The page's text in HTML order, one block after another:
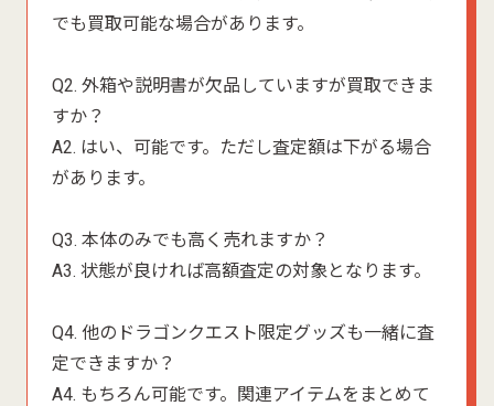
でも買取可能な場合があります。
Q2. 外箱や説明書が欠品していますが買取できま
すか？
A2. はい、可能です。ただし査定額は下がる場合
があります。
Q3. 本体のみでも高く売れますか？
A3. 状態が良ければ高額査定の対象となります。
Q4. 他のドラゴンクエスト限定グッズも一緒に査
定できますか？
A4. もちろん可能です。関連アイテムをまとめて